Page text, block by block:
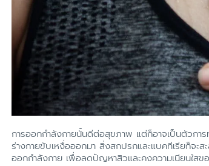
การออกกำลังกายนั้นดีต่อสุขภาพ แต่ก็อาจเป็นตัวการ
ร่างกายขับเหงื่อออกมา สิ่งสกปรกและแบคทีเรียก็จะ
ออกกำลังกาย เพื่อลดปัญหาสิวและคงความเนียนใสข